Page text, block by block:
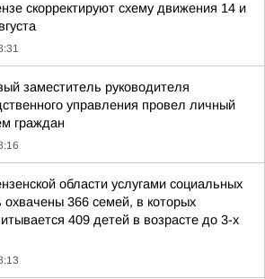
скорректируют схему движения 14 и
заместитель руководителя
управления провел личный
граждан
области услугами социальных
охвачены 366 семей, в которых
409 детей в возрасте до 3-х